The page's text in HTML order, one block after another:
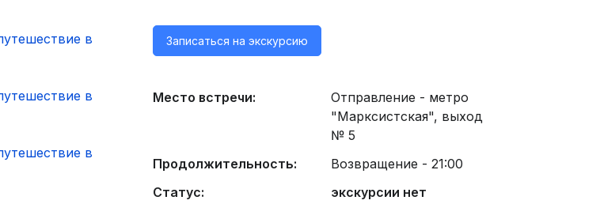
Записаться на экскурсию
Место встречи:
Отправление - метро
"Марксистская", выход
№ 5
Продолжительность:
Возвращение - 21:00
Статус:
экскурсии нет